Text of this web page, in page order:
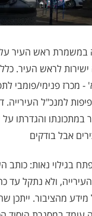
במשמרת ראש העיר
לראש העיר.
מכרז פנימי/פומבי
למנכ"ל העירייה.
במתכונתו והגדרתו
אבל בודקים
בגילוי נאות: כותב
העירייה, ולא נתקל
מהציבור. ייתכן